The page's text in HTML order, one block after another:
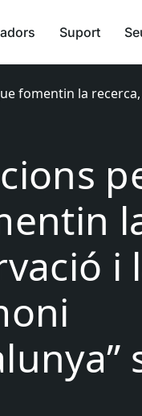
Suport
fomentin la
i